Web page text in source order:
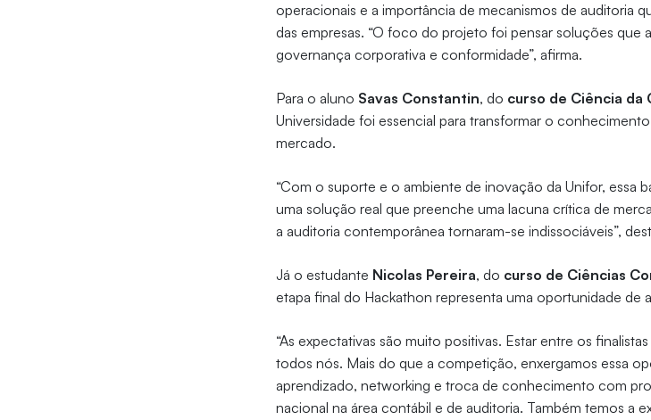
operacionais e a importância de mecanismos de auditoria
das empresas. “O foco do projeto foi pensar soluções
governança corporativa e conformidade”, afirma.
Para o aluno Savas Constantin, do curso de Ciência da
Universidade foi essencial para transformar o
mercado.
“Com o suporte e o ambiente de inovação da Unifor, essa
uma solução real que preenche uma lacuna crítica de
a auditoria contemporânea tornaram-se indissociáveis”,
Já o estudante Nicolas Pereira, do curso de Ciências
etapa final do Hackathon representa uma oportunidade de
“As expectativas são muito positivas. Estar entre os
todos nós. Mais do que a competição, enxergamos essa
aprendizado, networking e troca de conhecimento com
nacional na área contábil e de auditoria. Também temos a